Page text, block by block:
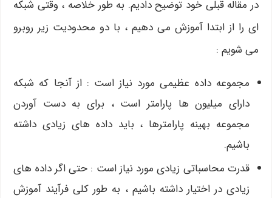
در مقاله قبلی خود توضیح دادیم. به طور خلاصه ، وقتی شبکه
ای را از ابتدا آموزش می دهیم ، با دو محدودیت زیر روبرو
می شویم :
مجموعه داده عظیمی مورد نیاز است : از آنجا که شبکه
دارای میلیون ها پارامتر است ، برای به دست آوردن
مجموعه بهینه پارامترها ، باید داده های زیادی داشته
باشیم.
قدرت محاسباتی زیادی مورد نیاز است : حتی اگر داده های
زیادی در اختیار داشته باشیم ، به طور کلی فرآیند آموزش